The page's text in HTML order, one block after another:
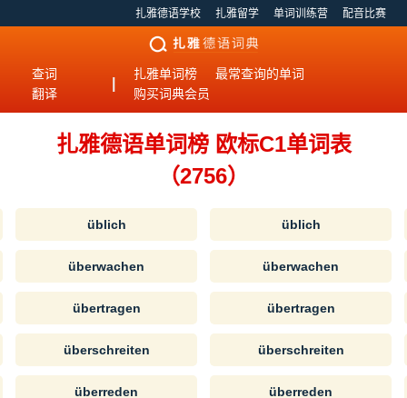
扎雅德语学校 扎雅留学 单词训练营 配音比赛
查词
翻译
扎雅单词榜
最常查询的单词
购买词典会员
扎雅德语单词榜 欧标C1单词表
（2756）
üblich
überwachen
übertragen
überschreiten
überreden
üblich
überwachen
übertragen
überschreiten
überreden